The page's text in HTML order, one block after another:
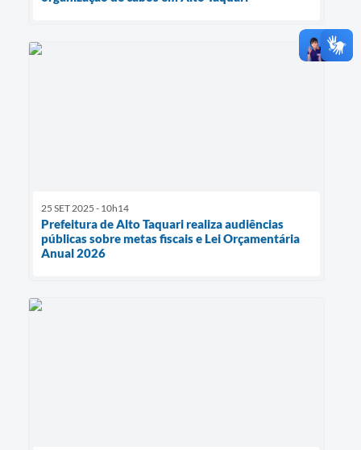
25 SET 2025 - 10h14
Prefeitura de Alto Taquari realiza audiências
públicas sobre metas fiscais e Lei Orçamentária
Anual 2026